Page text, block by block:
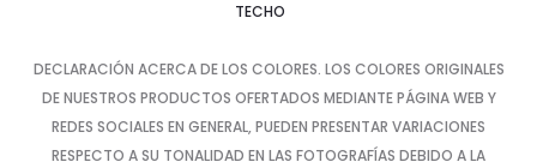
TECHO
DECLARACIÓN ACERCA DE LOS COLORES. LOS COLORES ORIGINALES
DE NUESTROS PRODUCTOS OFERTADOS MEDIANTE PÁGINA WEB Y
REDES SOCIALES EN GENERAL, PUEDEN PRESENTAR VARIACIONES
RESPECTO A SU TONALIDAD EN LAS FOTOGRAFÍAS DEBIDO A LA